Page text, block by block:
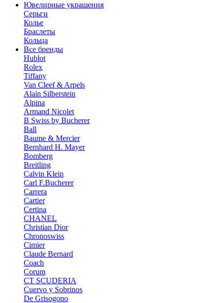
Ювелирные украшения
Серьги
Колье
Браслеты
Кольца
Все бренды
Hublot
Rolex
Tiffany
Van Cleef & Arpels
Alain Silberstein
Alpina
Armand Nicolet
B Swiss by Bucherer
Ball
Baume & Mercier
Bernhard H. Mayer
Bomberg
Breitling
Calvin Klein
Carl F.Bucherer
Carrera
Cartier
Certina
CHANEL
Christian Dior
Chronoswiss
Cimier
Claude Bernard
Coach
Corum
CT SCUDERIA
Cuervo y Sobrinos
De Grisogono